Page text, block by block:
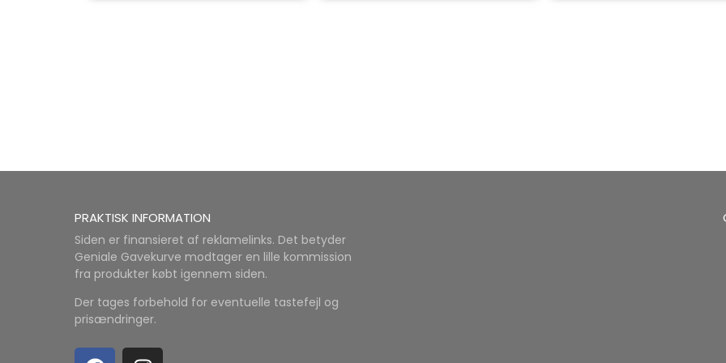
PRAKTISK INFORMATION
Siden er finansieret af reklamelinks. Det betyder
Geniale Gavekurve modtager en lille kommission
fra produkter købt igennem siden.
Der tages forbehold for eventuelle tastefejl og
prisændringer.